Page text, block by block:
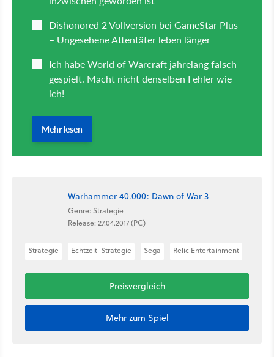
Warhammer 40.000: Dawn of War 3
Genre: Strategie
Release: 27.04.2017 (PC)
Strategie Echtzeit-Strategie Sega Relic Entertainment
Preisvergleich
Mehr zum Spiel